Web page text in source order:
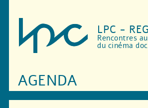
LPC -
Rencontres
du cinéma
AGENDA